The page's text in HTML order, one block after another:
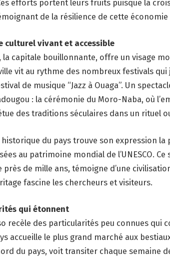
efforts portent leurs fruits puisque la
de la résilience de cette
culturel vivant et accessible
la capitale bouillonnante, offre un visage
vit au rythme des nombreux festivals
de musique “Jazz à Ouaga”. Un
: la cérémonie du Moro-Naba, où
des traditions séculaires dans un rituel
du pays trouve son expression la
au patrimoine mondial de l’UNESCO.
près de mille ans, témoigne d’une
fascine les chercheurs et visiteurs.
qui étonnent
recèle des particularités peu connues qui
accueille le plus grand marché aux
du pays, voit transiter chaque semaine